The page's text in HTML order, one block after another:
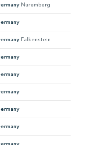
Nuremberg
Falkenstein